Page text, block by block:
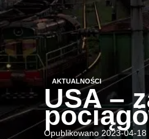
AKTUALNOŚCI
USA –
Opublikowano 2023-04-18